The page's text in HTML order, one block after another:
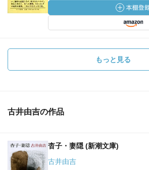
もっと見る
古井由吉の作品
杳子・妻隠 (新潮文庫)
古井由吉